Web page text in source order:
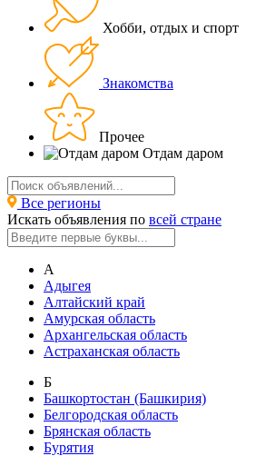
Хобби, отдых и спорт
Знакомства
Прочее
Отдам даром
Все регионы
Искать объявления по всей стране
А
Адыгея
Алтайский край
Амурская область
Архангельская область
Астраханская область
Б
Башкортостан (Башкирия)
Белгородская область
Брянская область
Бурятия